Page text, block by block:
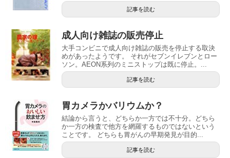
記事を読む
成人向け雑誌の販売停止
大手コンビニで成人向け雑誌の販売を停止する取決
めがあったようです。 それがセブンイレブンとロー
ソン。AEON系列のミニストップは既に停止。...
記事を読む
胃カメラかバリウムか？
結論から言うと、どちらか一方では不十分。どちら
か一方の検査で他方を網羅するものではないという
ことです。 どちらも胃がんの早期発見が目的...
記事を読む